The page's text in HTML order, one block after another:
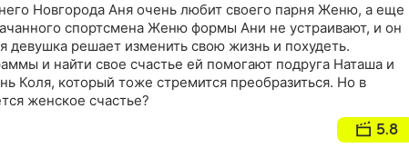
Новгорода Аня очень любит своего парня Женю, а еще
спортсмена Женю формы Ани не устраивают, и он
девушка решает изменить свою жизнь и похудеть.
и найти свое счастье ей помогают подруга Наташа и
Коля, который тоже стремится преобразиться. Но в
женское счастье?
5.8